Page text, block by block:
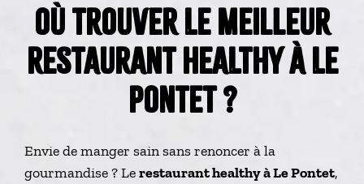
OÙ TROUVER LE MEILLEUR
RESTAURANT HEALTHY À LE
PONTET ?
Envie de manger sain sans renoncer à la
gourmandise ? Lerestaurant healthy à Le Pontet,